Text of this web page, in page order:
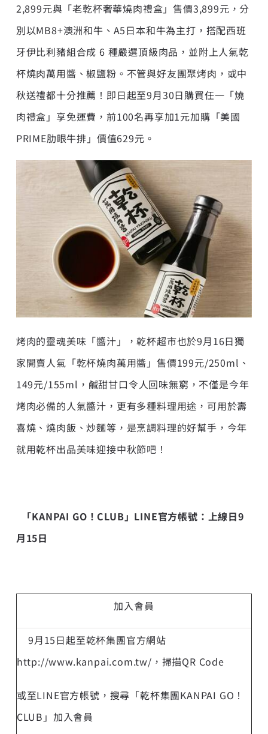
2,899元與「老乾杯奢華燒肉禮盒」售價3,899元，分
別以MB8+澳洲和牛、A5日本和牛為主打，搭配西班
牙伊比利豬組合成 6 種嚴選頂級肉品，並附上人氣乾
杯燒肉萬用醬、椒鹽粉。不管與好友團聚烤肉，或中
秋送禮都十分推薦！即日起至9月30日購買任一「燒
肉禮盒」享免運費，前100名再享加1元加購「美國
PRIME肋眼牛排」價值629元。
烤肉的靈魂美味「醬汁」，乾杯超市也於9月16日獨
家開賣人氣「乾杯燒肉萬用醬」售價199元/250ml、
149元/155ml，鹹甜甘口令人回味無窮，不僅是今年
烤肉必備的人氣醬汁，更有多種料理用途，可用於壽
喜燒、燒肉飯、炒麵等，是烹調料理的好幫手，今年
就用乾杯出品美味迎接中秋節吧！
「KANPAI GO ！ CLUB」 LINE官方帳號：上線日9
月15日
加入會員
9月15日起至乾杯集團官方網站
http://www.kanpai.com.tw/ ，掃描QR Code
或至LINE官方帳號，搜尋「乾杯集團KANPAI GO！
CLUB」加入會員